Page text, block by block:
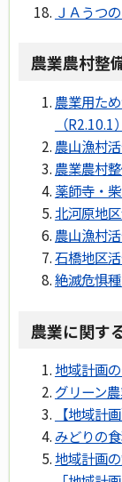
ＪＡうつ
農業農村整
農業用た
（R2.10.1）
農山漁村
農業農村
薬師寺・
北河原地
農山漁村
石橋地区
絶滅危惧
農業に関す
地域計画
グリーン
【地域計
みどりの
地域計画